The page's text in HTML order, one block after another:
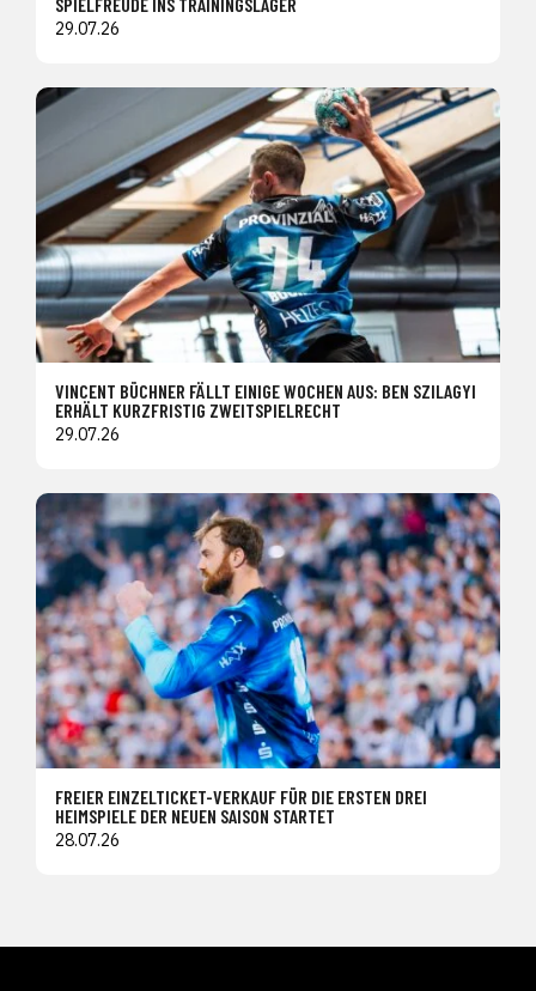
29.07.26
VINCENT BÜCHNER FÄLLT EINIGE WOCHEN AUS: BEN SZILAGYI
ERHÄLT KURZFRISTIG ZWEITSPIELRECHT
29.07.26
FREIER EINZELTICKET-VERKAUF FÜR DIE ERSTEN DREI
HEIMSPIELE DER NEUEN SAISON STARTET
28.07.26